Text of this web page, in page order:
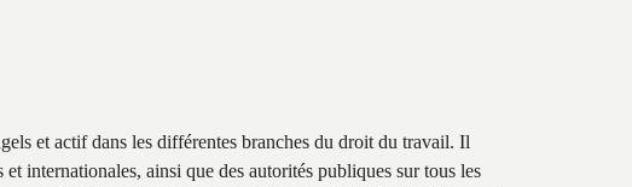
et actif dans les différentes branches du droit du travail. Il
internationales, ainsi que des autorités publiques sur tous les